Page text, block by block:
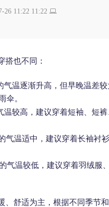
26 11:22 11:22
搭也不同：
温逐渐升高，但早晚温差
伞。
较高，建议穿着短袖、短
气温适中，建议穿着长袖衬
气温较低，建议穿着羽绒服
、舒适为主，根据不同季节